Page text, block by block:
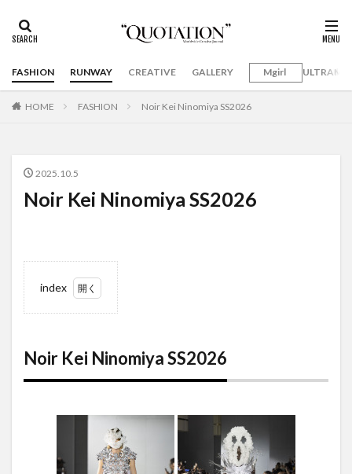
FASHION RUNWAY CREATIVE GALLERY Mgirl
HOME FASHION Noir Kei Ninomiya SS2026
2025.10.5
Noir Kei Ninomiya SS2026
index
1
Noir
SS2026
Noir Kei Ninomiya SS2026